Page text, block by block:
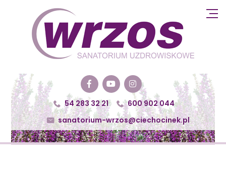
 54 283 32 21  600 902 044
 sanatorium-wrzos@ciechocinek.pl